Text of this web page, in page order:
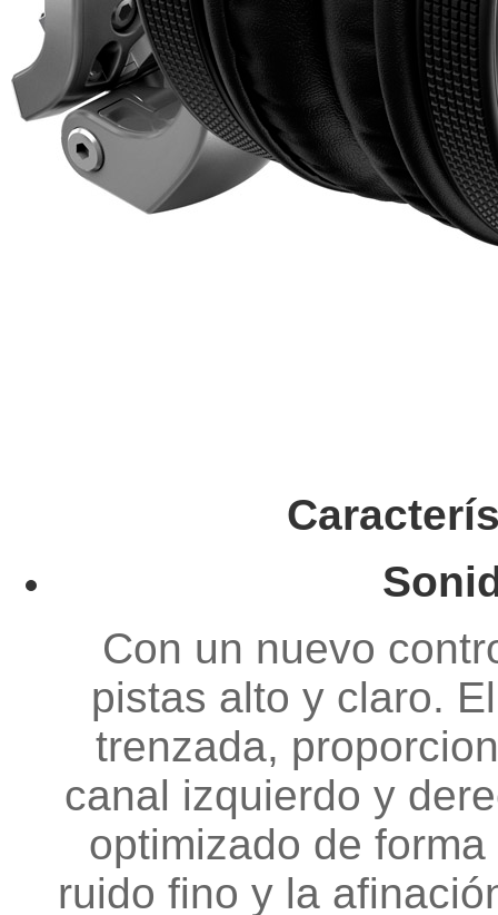
Con un nuevo
pistas alto y claro.
trenzada,
canal izquierdo y
optimizado de
ruido fino y la